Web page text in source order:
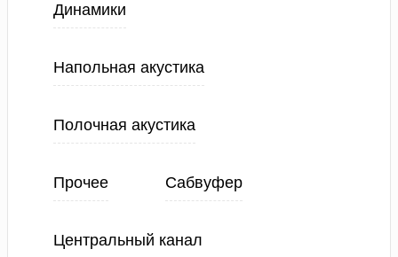
Динамики
Напольная акустика
Полочная акустика
Прочее Сабвуфер
Центральный канал